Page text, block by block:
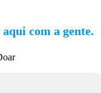
com a gente.